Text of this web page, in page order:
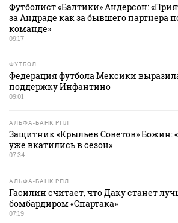
Футболист «Балтики» Андерсон:
за Андраде как за бывшего партнера
команде»
09:17
ФУТБОЛ
Федерация футбола Мексики
поддержку Инфантино
09:01
АЛЬФА-БАНК РПЛ
Защитник «Крыльев Советов» Божин:
уже вкатились в сезон»
07:34
АЛЬФА-БАНК РПЛ
Гасилин считает, что Даку станет
бомбардиром «Спартака»
07:19